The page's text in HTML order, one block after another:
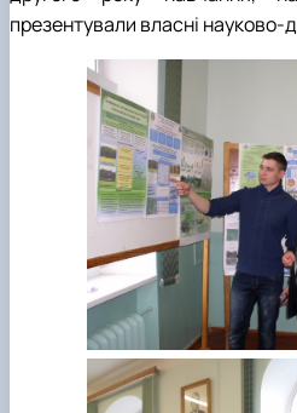
презентували власні науково-